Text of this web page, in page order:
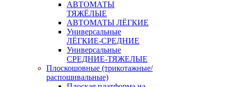
АВТОМАТЫ
ТЯЖЁЛЫЕ
АВТОМАТЫ ЛЁГКИЕ
Универсальные
ЛЁГКИЕ-СРЕДНИЕ
Универсальные
СРЕДНИЕ-ТЯЖЕЛЫЕ
Плоскошовные (трикотажные/
распошивальные)